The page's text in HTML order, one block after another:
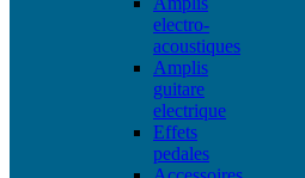
electro-
acoustiques
Amplis
guitare
electrique
Effets
pedales